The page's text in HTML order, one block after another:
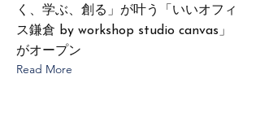
く、学ぶ、創る」が叶う「いいオフィ
ス鎌倉 by ​workshop studio canvas」
がオープン
Read More